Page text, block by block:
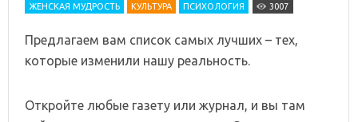
ЖЕНСКАЯ МУДРОСТЬ
КУЛЬТУРА ПСИХОЛОГИЯ 3007
Предлагаем вам список самых лучших – тех,
которые изменили нашу реальность.
Откройте любые газету или журнал, и вы там